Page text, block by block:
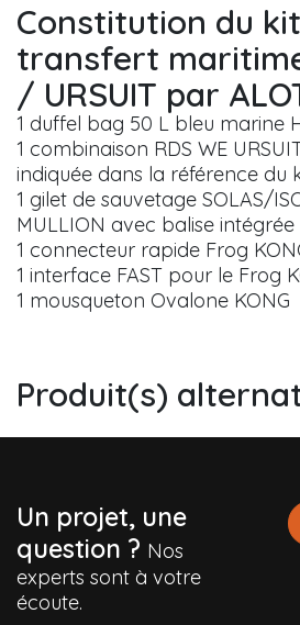
Constitution du
transfert
/ URSUIT par
1 duffel bag 50 L bleu marine
1 combinaison RDS WE
indiquée dans la référence du
1 gilet de sauvetage SOLAS/
MULLION avec balise intégrée
1 connecteur rapide Frog
1 interface FAST pour le Frog
1 mousqueton Ovalone KONG
Produit(s)
Un projet, une
question ? Nos
experts sont à votre
écoute.